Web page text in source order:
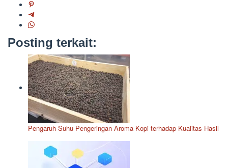
Posting terkait:
Pengaruh Suhu Pengeringan Aroma Kopi terhadap Kualitas Hasil